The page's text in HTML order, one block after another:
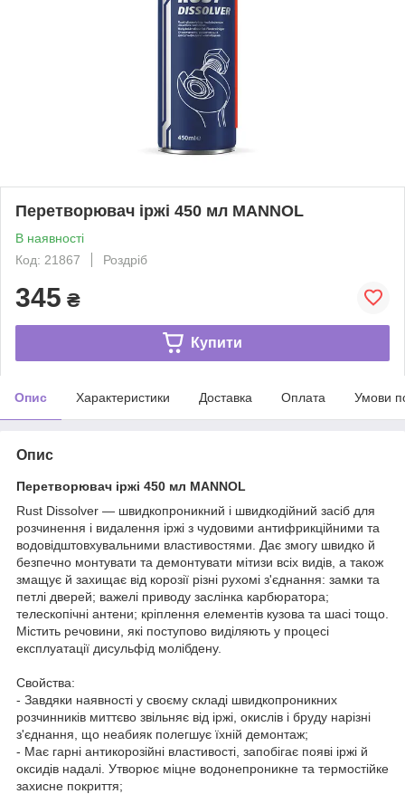
Перетворювач іржі 450 мл MANNOL
В наявності
Код: 21867
Роздріб
345 ₴
Купити
Опис Характеристики Доставка Оплата Умови
Опис
Перетворювач іржі 450 мл MANNOL
Rust Dissolver — швидкопроникний і швидкодійний засіб для
розчинення і видалення іржі з чудовими антифрикційними та
водовідштовхувальними властивостями. Дає змогу швидко й
безпечно монтувати та демонтувати мітизи всіх видів, а також
змащує й захищає від корозії різні рухомі з'єднання: замки та
петлі дверей; важелі приводу заслінка карбюратора;
телескопічні антени; кріплення елементів кузова та шасі тощо.
Містить речовини, які поступово виділяють у процесі
експлуатації дисульфід молібдену.
Свойства:
- Завдяки наявності у своєму складі швидкопроникних
розчинників миттєво звільняє від іржі, окислів і бруду нарізні
з'єднання, що неабияк полегшує їхній демонтаж;
- Має гарні антикорозійні властивості, запобігає появі іржі й
оксидів надалі. Утворює міцне водонепроникне та термостійке
захисне покриття;